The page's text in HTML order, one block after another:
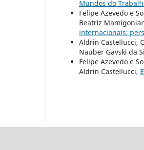
Mundos do
Felipe Azevedo e
Beatriz
internacionais:
Aldrin Castellucci,
Nauber Gavski da
Felipe Azevedo e
Aldrin Castellucci,